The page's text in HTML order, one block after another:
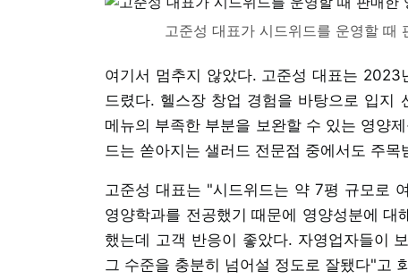
고준성 대표가 시드위드를 운영할
여기서 멈추지 않았다. 고준성 대표는
드렸다. 헬스장 창업 경험을 바탕으로 입지
메뉴의 부족한 부분을 보완할 수 있는 영양
드는 쏟아지는 샐러드 전문점 중에서도 주목
고준성 대표는 "시드위드는 약 7평 규모로
영양학과를 전공했기 때문에 영양성분에
했는데 고객 반응이 좋았다. 자영업자들이
그 수준을 충분히 넘어설 정도로 잘됐다"고